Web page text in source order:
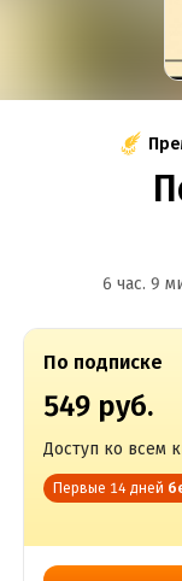
6 час. 9
По подписке
549 руб.
Доступ ко всем
Первые 14 дней